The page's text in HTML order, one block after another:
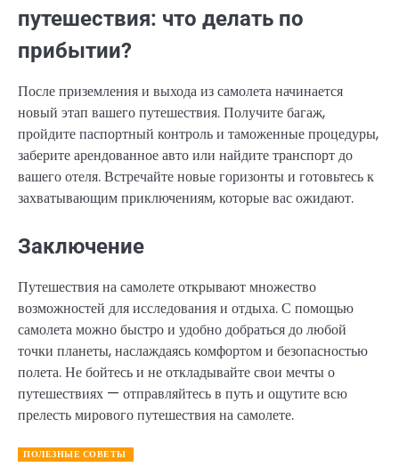
путешествия: что делать по
прибытии?
После приземления и выхода из самолета начинается
новый этап вашего путешествия. Получите багаж,
пройдите паспортный контроль и таможенные процедуры,
заберите арендованное авто или найдите транспорт до
вашего отеля. Встречайте новые горизонты и готовьтесь к
захватывающим приключениям, которые вас ожидают.
Заключение
Путешествия на самолете открывают множество
возможностей для исследования и отдыха. С помощью
самолета можно быстро и удобно добраться до любой
точки планеты, наслаждаясь комфортом и безопасностью
полета. Не бойтесь и не откладывайте свои мечты о
путешествиях — отправляйтесь в путь и ощутите всю
прелесть мирового путешествия на самолете.
ПОЛЕЗНЫЕ СОВЕТЫ